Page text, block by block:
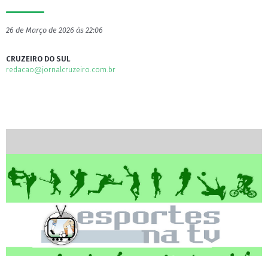
26 de Março de 2026 às 22:06
CRUZEIRO DO SUL
redacao@jornalcruzeiro.com.br